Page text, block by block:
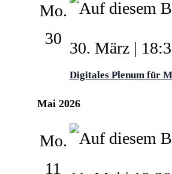
Mo.
30
Digitales Plenum für
30. März |
Mai 2026
Mo.
11